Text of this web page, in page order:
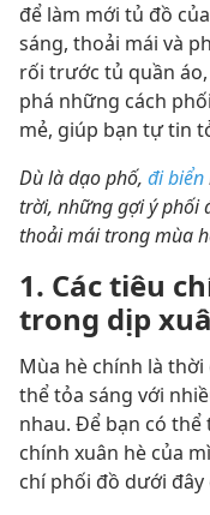
để làm mới tủ đồ
sáng, thoải mái và
rối trước tủ quần
phá những cách
mẻ, giúp bạn tự tin
Dù là dạo phố, đi biển
trời, những gợi ý phối
thoải mái trong mùa
1. Các tiêu
trong dịp
Mùa hè chính là
thể tỏa sáng với
nhau. Để bạn có
chính xuân hè của
chí phối đồ dưới